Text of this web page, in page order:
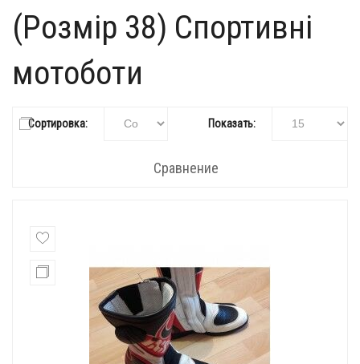
(Розмір 38) Спортивні
мотоботи
Сортировка: Показать:
Сравнение